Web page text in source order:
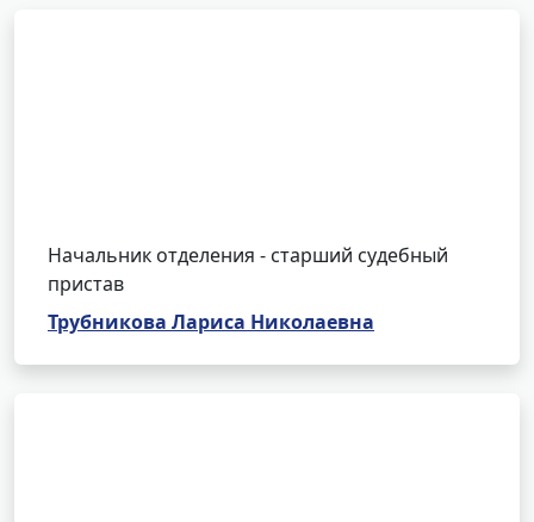
Начальник отделения - старший судебный
пристав
Трубникова Лариса Николаевна